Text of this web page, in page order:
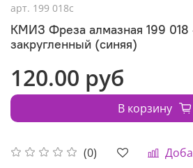
арт. 199 018с
КМИЗ Фреза алмазная 199 018
закругленный (синяя)
(0)
120.00 руб
В корзину